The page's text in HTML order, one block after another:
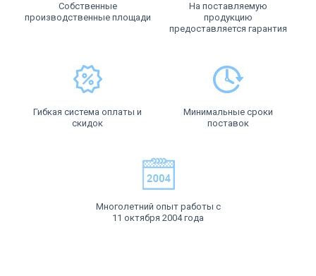
Собственные
производственные площади
На поставляемую
продукцию
предоставляется гарантия
Гибкая система оплаты и
скидок
Минимальные сроки
поставок
Многолетний опыт работы с
11 октября 2004 года